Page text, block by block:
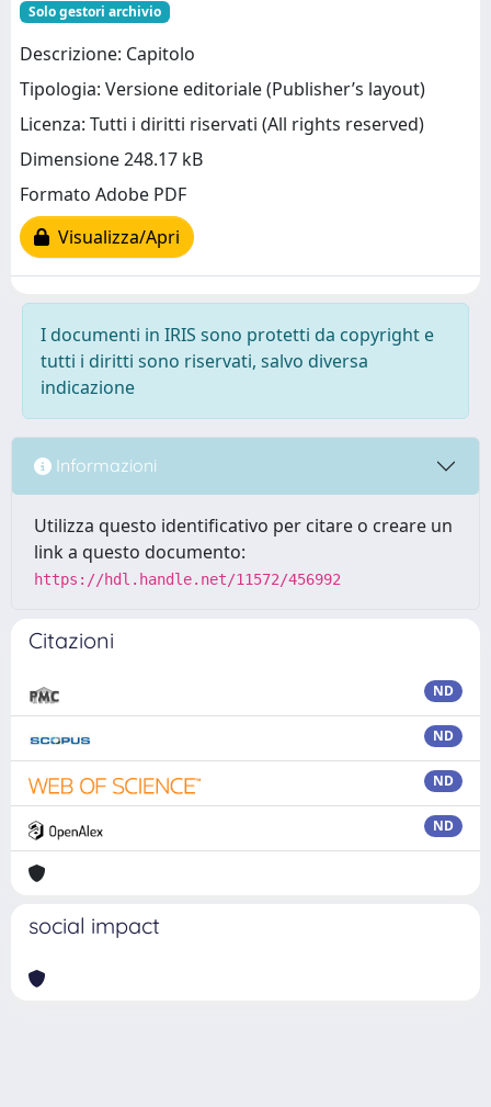
Solo gestori archivio
Descrizione: Capitolo
Tipologia: Versione editoriale (Publisher’s layout)
Licenza: Tutti i diritti riservati (All rights reserved)
Dimensione 248.17 kB
Formato Adobe PDF
Visualizza/Apri
I documenti in IRIS sono protetti da copyright e
tutti i diritti sono riservati, salvo diversa
indicazione
Informazioni
Utilizza questo identificativo per citare o creare un
link a questo documento:
https://hdl.handle.net/11572/456992
Citazioni
ND
ND
ND
ND
social impact